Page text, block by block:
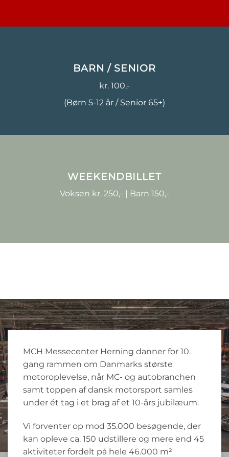
BARN / SENIOR
kr. 100,-
(Børn 5-12 år / Senior 65+)
WEEKENDBILLET
Voksen kr. 250,- | Barn 150,-
MCH Messecenter Herning danner for 10.
gang rammen om Danmarks største
motoroplevelse, når MC- og autobranchen
samt toppen af dansk motorsport samles
under ét tag i et brag af et 10-års jubilæum.
Vi forventer op mod 35.000 besøgende, der
kan opleve ca. 150 udstillere og mere end 45
aktiviteter fordelt på hele 46.000 m²